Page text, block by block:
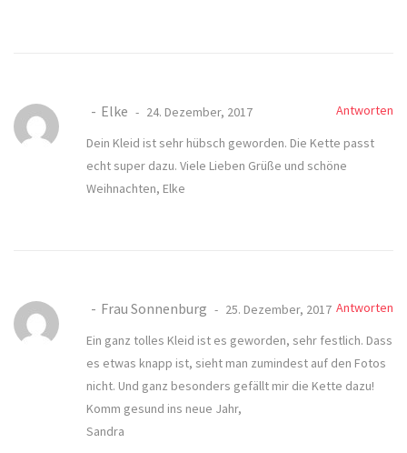
Elke 24. Dezember, 2017
Antworten
Dein Kleid ist sehr hübsch geworden. Die Kette passt
echt super dazu. Viele Lieben Grüße und schöne
Weihnachten, Elke
Frau Sonnenburg 25. Dezember, 2017 Antworten
Ein ganz tolles Kleid ist es geworden, sehr festlich. Dass
es etwas knapp ist, sieht man zumindest auf den Fotos
nicht. Und ganz besonders gefällt mir die Kette dazu!
Komm gesund ins neue Jahr,
Sandra